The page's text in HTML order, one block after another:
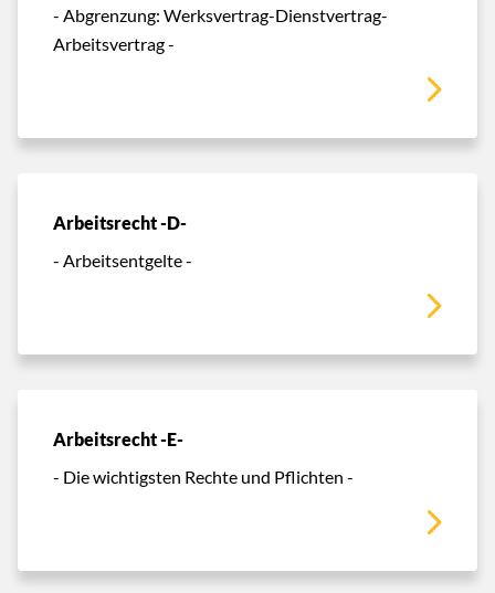
- Abgrenzung: Werksvertrag-Dienstvertrag-
Arbeitsvertrag -
Arbeitsrecht -D-
- Arbeitsentgelte -
Arbeitsrecht -E-
- Die wichtigsten Rechte und Pflichten -